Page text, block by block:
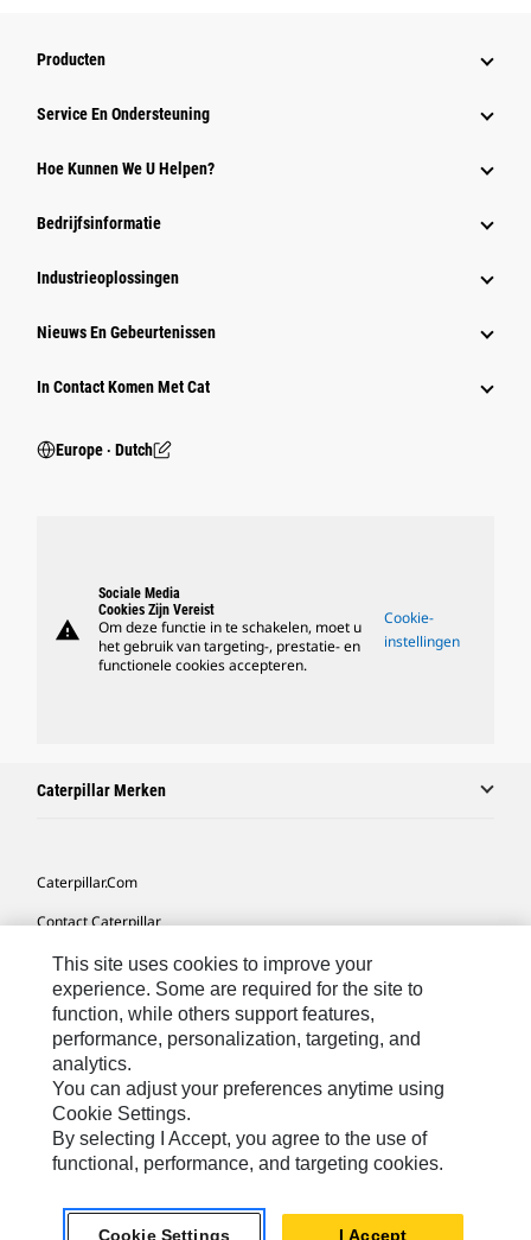
Producten
Service En Ondersteuning
Hoe Kunnen We U Helpen?
Bedrijfsinformatie
Industrieoplossingen
Nieuws En Gebeurtenissen
In Contact Komen Met Cat
Europe ‧ Dutch
warning
Sociale Media
Cookies Zijn Vereist
Om deze functie in te schakelen, moet u
het gebruik van targeting-, prestatie- en
functionele cookies accepteren.
Cookie-
instellingen
Caterpillar Merken
Caterpillar.com
Contact Caterpillar
Mijn Marketingvoorkeuren
Site Map
Cookie Settings
Legal
Privacy
Europe-Dutch© 2026 Caterpillar. Alle rechten voorbehouden.
This site uses cookies to improve your
experience. Some are required for the site to
function, while others support features,
performance, personalization, targeting, and
analytics.
You can adjust your preferences anytime using
Cookie Settings.
By selecting I Accept, you agree to the use of
functional, performance, and targeting cookies.
Cookie Settings I Accept